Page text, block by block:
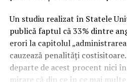
Un studiu realizat în Statele
publică faptul că 33% dintre
erori la capitolul
cauzează penalități
departe de acest procent nici în
mirare că din ce în ce mai